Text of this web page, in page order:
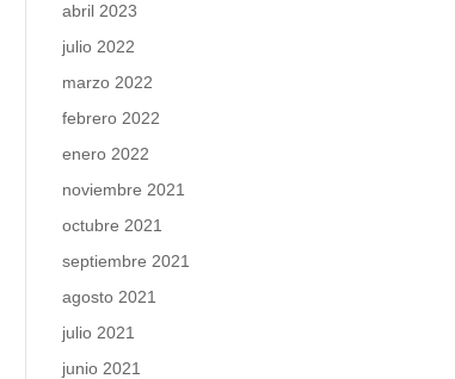
abril 2023
julio 2022
marzo 2022
febrero 2022
enero 2022
noviembre 2021
octubre 2021
septiembre 2021
agosto 2021
julio 2021
junio 2021